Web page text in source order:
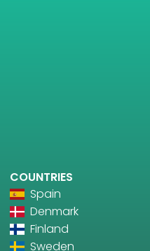
COUNTRIES
Spain
Denmark
Finland
Sweden